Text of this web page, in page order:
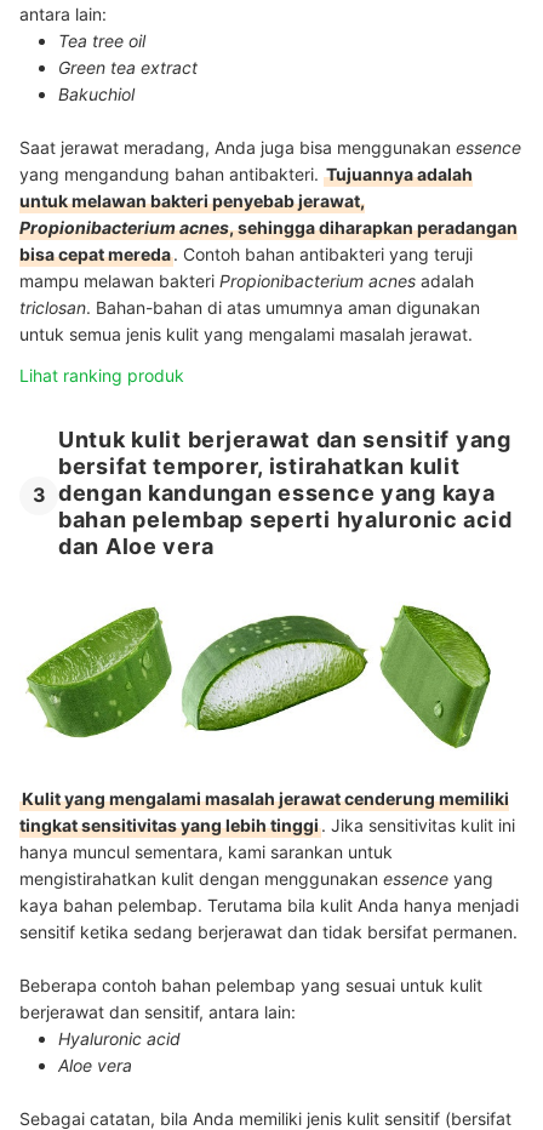
antara lain:
Tea tree oil
Green tea extract
Bakuchiol
Saat jerawat meradang, Anda juga bisa menggunakan essence
yang mengandung bahan antibakteri. Tujuannya adalah
untuk melawan bakteri penyebab jerawat,
Propionibacterium acnes, sehingga diharapkan peradangan
bisa cepat mereda. Contoh bahan antibakteri yang teruji
mampu melawan bakteri Propionibacterium acnes adalah
triclosan. Bahan-bahan di atas umumnya aman digunakan
untuk semua jenis kulit yang mengalami masalah jerawat.
Lihat ranking produk
3
Untuk kulit berjerawat dan sensitif yang
bersifat temporer, istirahatkan kulit
dengan kandungan essence yang kaya
bahan pelembap seperti hyaluronic acid
dan Aloe vera
Kulit yang mengalami masalah jerawat cenderung memiliki
tingkat sensitivitas yang lebih tinggi. Jika sensitivitas kulit ini
hanya muncul sementara, kami sarankan untuk
mengistirahatkan kulit dengan menggunakan essence yang
kaya bahan pelembap. Terutama bila kulit Anda hanya menjadi
sensitif ketika sedang berjerawat dan tidak bersifat permanen.
Beberapa contoh bahan pelembap yang sesuai untuk kulit
berjerawat dan sensitif, antara lain:
Hyaluronic acid
Aloe vera
Sebagai catatan, bila Anda memiliki jenis kulit sensitif (bersifat